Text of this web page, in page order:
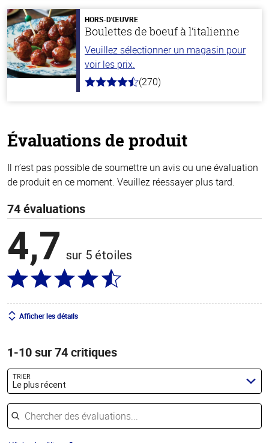
stars
HORS-D'ŒUVRE
Boulettes de boeuf à l’italienne
Veuillez sélectionner un magasin pour
voir les prix.
4.5
(270)
Évaluations de produit
Il n’est pas possible de soumettre un avis ou une évaluation
de produit en ce moment. Veuillez réessayer plus tard.
74 évaluations
4,7 sur 5 étoiles
Afficher les détails
1-10 sur 74 critiques
TRIER
Le plus récent
Chercher des évaluations